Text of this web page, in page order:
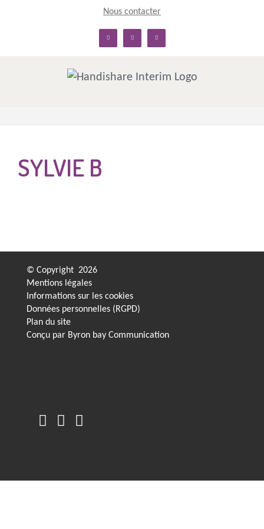
Nous contacter
linkedin facebook twitter
SYLVIE B
© Copyright 2026
Mentions légales
Informations sur les cookies
Données personnelles (RGPD)
Plan du site
Conçu par Byron bay Communication